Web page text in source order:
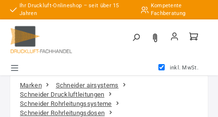
Zum Hauptinhalt springen
Ihr Druckluft-Onlineshop – seit über 15
Jahren
Kompetente
Fachberatung
inkl. MwSt.
Marken
Schneider airsystems
Schneider Druckluftleitungen
Schneider Rohrleitungssysteme
Schneider Rohrleitungsdosen